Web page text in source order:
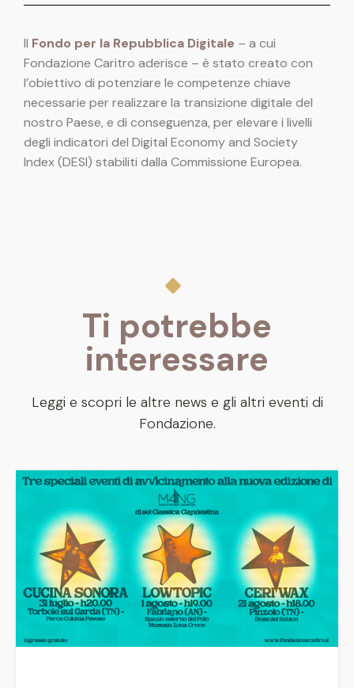
Il Fondo per la Repubblica Digitale – a cui
Fondazione Caritro aderisce – è stato creato con
l’obiettivo di potenziare le competenze chiave
necessarie per realizzare la transizione digitale del
nostro Paese, e di conseguenza, per elevare i livelli
degli indicatori del Digital Economy and Society
Index (DESI) stabiliti dalla Commissione Europea.
Ti potrebbe
interessare
Leggi e scopri le altre news e gli altri eventi di
Fondazione.